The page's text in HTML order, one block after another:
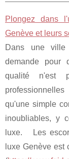
Plongez dans
Genève et leurs
Dans une ville
demande pour
qualité n'est
qu'une simple
inoubliables, y
luxe. Les
luxe Genève